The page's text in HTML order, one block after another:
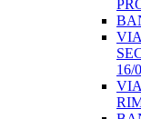
16/